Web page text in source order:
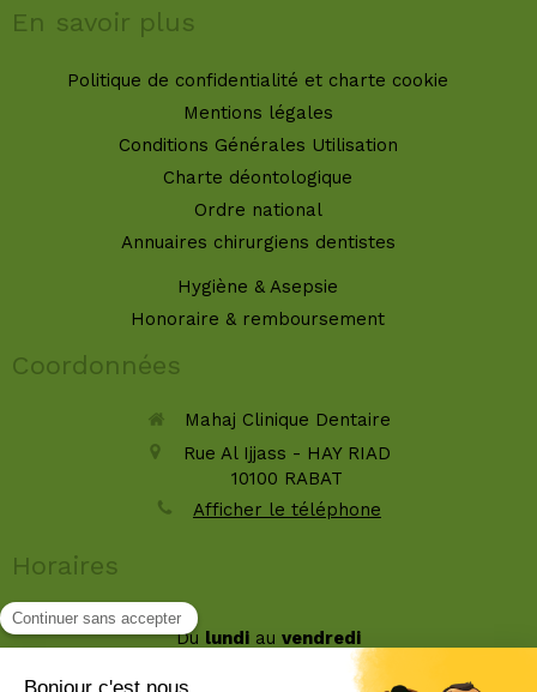
En savoir plus
Politique de confidentialité et charte cookie
Mentions légales
Conditions Générales Utilisation
Charte déontologique
Ordre national
Annuaires chirurgiens dentistes
Hygiène & Asepsie
Honoraire & remboursement
Coordonnées
Mahaj Clinique Dentaire
Rue Al Ijjass - HAY RIAD
10100 RABAT
Afficher le téléphone
Horaires
Du lundi au vendredi